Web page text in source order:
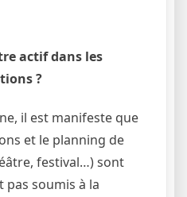
actif dans les
?
il est manifeste que
et le planning de
festival…) sont
soumis à la